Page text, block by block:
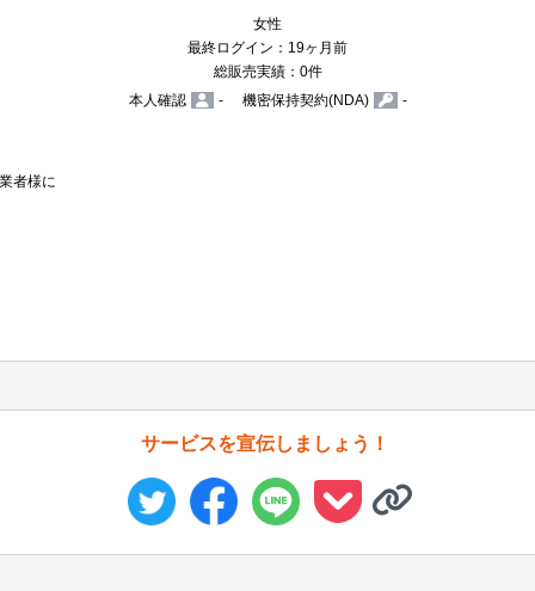
女性
最終ログイン：19ヶ月前
総販売実績：0件
本人確認
- 機密保持契約(NDA) -
者様に
サービスを宣伝しましょう！